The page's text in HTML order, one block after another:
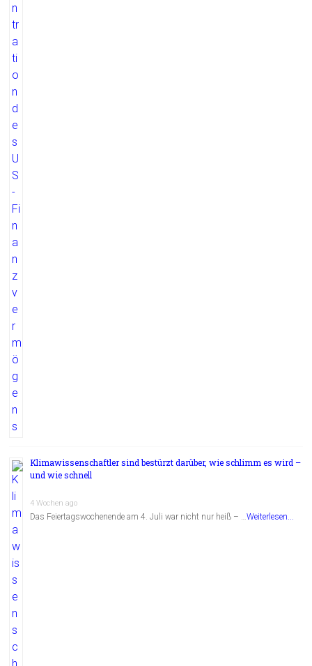
Klimawissenschaftler sind bestürzt darüber, wie schlimm es wird –
und wie schnell
4 Wochen ago
Das Feiertagswochenende am 4. Juli war nicht nur heiß – …Weiterlesen...